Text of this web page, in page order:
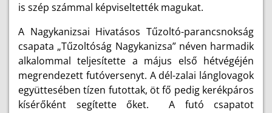
is szép számmal képviseltették magukat.
A Nagykanizsai Hivatásos Tűzoltó-parancsnokság
csapata „Tűzoltóság Nagykanizsa” néven harmadik
alkalommal teljesítette a május első hétvégéjén
megrendezett futóversenyt. A dél-zalai lánglovagok
együttesében tízen futottak, öt fő pedig kerékpáros
kísérőként segítette őket. A futó csapatot